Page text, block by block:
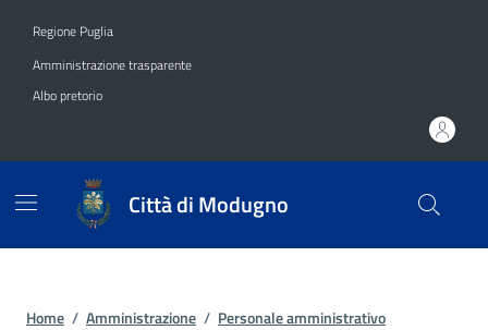
Regione Puglia
Amministrazione trasparente
Albo pretorio
Città di Modugno
Home / Amministrazione / Personale amministrativo